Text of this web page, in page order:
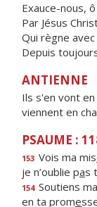
Exauce-nous,
Par Jésus
Qui règne
Depuis
ANTIENNE
Ils s'en vont
viennent en
PSAUME :
153 Vois ma mis
je n’oublie pas
154 Soutiens
en ta prome